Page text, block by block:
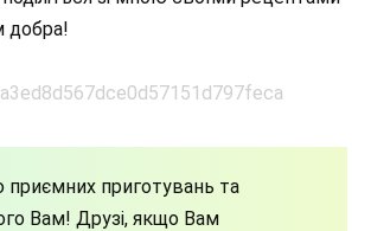
добра!
приготувань та
Вам! Друзі, якщо Вам